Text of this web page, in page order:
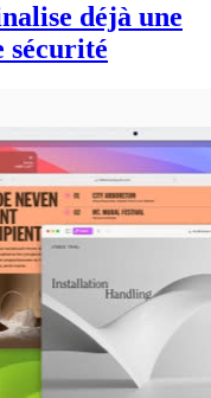
déjà une
sécurité